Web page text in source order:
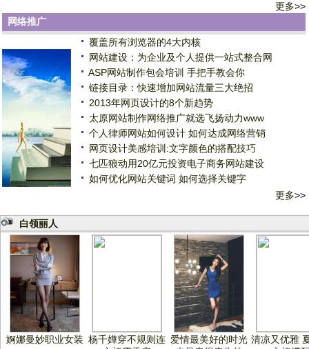
更多>>
网络推广
覆盖所有浏览器的4大内核
网站建设：为企业及个人提供一站式整合网
ASP网站制作包会培训 手把手教会你
链接目录：快速增加网站流量三大绝招
2013年网页设计的8个新趋势
太原网站制作网络推广就选飞扬动力www
个人律师网站如何设计 如何达成网络营销
网页设计美感培训:文字颜色的搭配技巧
七匹狼动用20亿元投资电子商务网站建设
如何优化网站关键词 如何选择关键字
更多>>
白领丽人
婀娜曼妙职业女装 杨千嬅穿不规则连 爱情最美好的时光 清凉又优雅